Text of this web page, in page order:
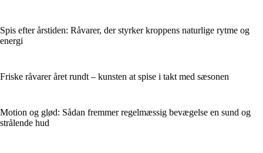
Spis efter årstiden: Råvarer, der styrker kroppens naturlige rytme og
energi
Friske råvarer året rundt – kunsten at spise i takt med sæsonen
Motion og glød: Sådan fremmer regelmæssig bevægelse en sund og
strålende hud